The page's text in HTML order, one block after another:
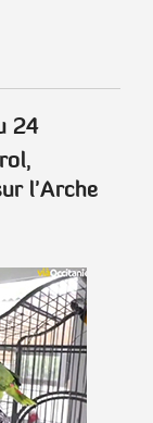
24
l'Arche